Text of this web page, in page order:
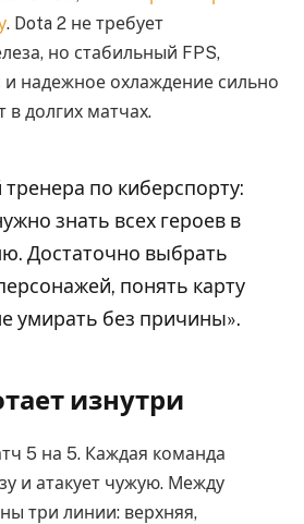
. Dota 2 не требует
но стабильный FPS,
надежное охлаждение сильно
долгих матчах.
по киберспорту:
знать всех героев в
Достаточно выбрать
понять карту
умирать без причины».
изнутри
5 на 5. Каждая команда
и атакует чужую. Между
три линии: верхняя,